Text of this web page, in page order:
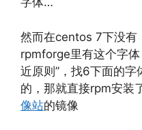
然而在centos 7下没
rpmforge里有这个字
近原则”，找6下面的
的，那就直接rpm安装
像站的镜像